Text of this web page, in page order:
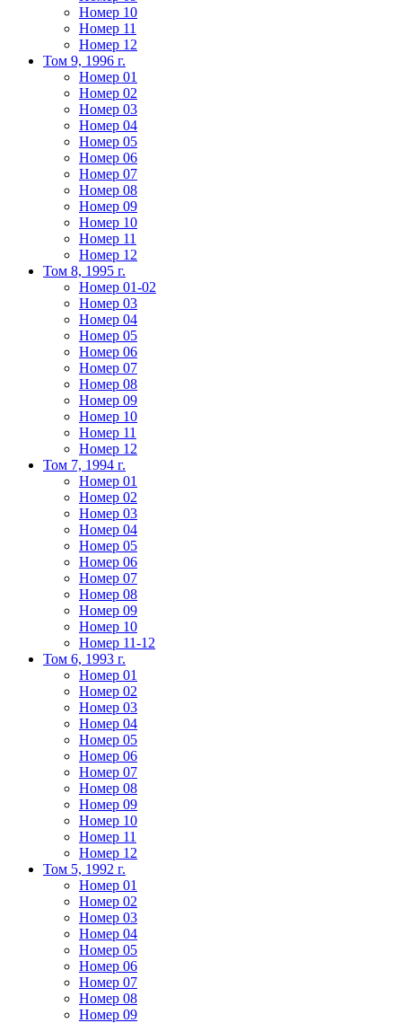
Номер 10
Номер 11
Номер 12
Том 9, 1996 г.
Номер 01
Номер 02
Номер 03
Номер 04
Номер 05
Номер 06
Номер 07
Номер 08
Номер 09
Номер 10
Номер 11
Номер 12
Том 8, 1995 г.
Номер 01-02
Номер 03
Номер 04
Номер 05
Номер 06
Номер 07
Номер 08
Номер 09
Номер 10
Номер 11
Номер 12
Том 7, 1994 г.
Номер 01
Номер 02
Номер 03
Номер 04
Номер 05
Номер 06
Номер 07
Номер 08
Номер 09
Номер 10
Номер 11-12
Том 6, 1993 г.
Номер 01
Номер 02
Номер 03
Номер 04
Номер 05
Номер 06
Номер 07
Номер 08
Номер 09
Номер 10
Номер 11
Номер 12
Том 5, 1992 г.
Номер 01
Номер 02
Номер 03
Номер 04
Номер 05
Номер 06
Номер 07
Номер 08
Номер 09